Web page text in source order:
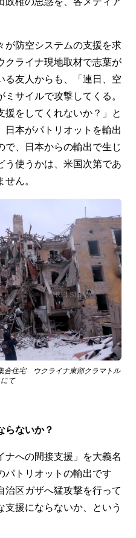
防空システムの支援を求
クライナ現地取材で志葉が
る友人からも、「連日、空
サイルで攻撃してくる。
援をしてくれないか？」と
本がパトリオットを輸出
、日本からの輸出で生じ
う使うかは、米国次第であ
ん。
合住宅 ウクライナ東部クラマトル
て
らないか？
への間接支援」を大義名
パトリオットの輸出です
治区ガザへ猛攻撃を行って
援にならないか、という